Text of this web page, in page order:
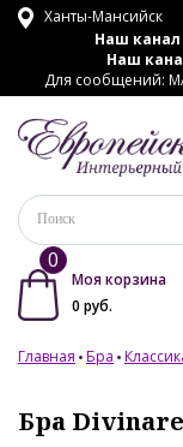
Ханты-Мансийск
Наш канал
Наш
Для сообщений:
0
Моя корзина
0 руб.
Главная Бра
Бра Divinare